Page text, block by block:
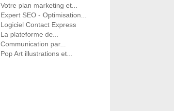
Votre plan marketing et...
Expert SEO - Optimisation...
Logiciel Contact Express
La plateforme de...
Communication par...
Pop Art illustrations et...